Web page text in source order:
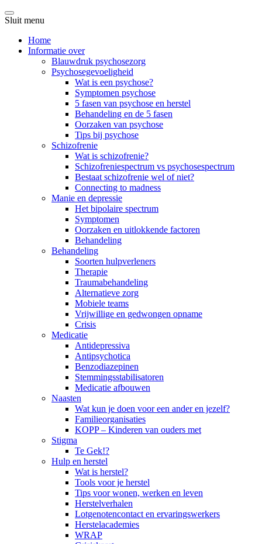
Sluit menu
Home
Informatie over
Blauwdruk psychosezorg
Psychosegevoeligheid
Wat is een psychose?
Symptomen psychose
5 fasen van psychose en herstel
Behandeling en de 5 fasen
Oorzaken van psychose
Tips bij psychose
Schizofrenie
Wat is schizofrenie?
Schizofreniespectrum vs psychosespectrum
Bestaat schizofrenie wel of niet?
Connecting to madness
Manie en depressie
Het bipolaire spectrum
Symptomen
Oorzaken en uitlokkende factoren
Behandeling
Behandeling
Soorten hulpverleners
Therapie
Traumabehandeling
Alternatieve zorg
Mobiele teams
Vrijwillige en gedwongen opname
Crisis
Medicatie
Antidepressiva
Antipsychotica
Benzodiazepinen
Stemmingsstabilisatoren
Medicatie afbouwen
Naasten
Wat kun je doen voor een ander en jezelf?
Familieorganisaties
KOPP – Kinderen van ouders met
Stigma
Te Gek!?
Hulp en herstel
Wat is herstel?
Tools voor je herstel
Tips voor wonen, werken en leven
Herstelverhalen
Lotgenotencontact en ervaringswerkers
Herstelacademies
WRAP